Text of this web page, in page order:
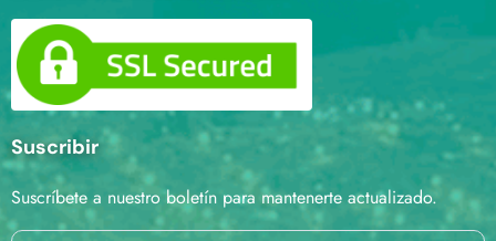
Suscribir
Suscríbete a nuestro boletín para mantenerte actualizado.